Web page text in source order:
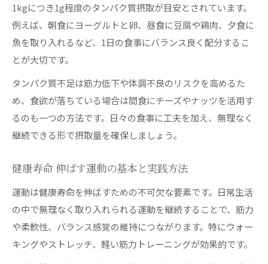
1kgにつき1g程度のタンパク質摂取が目安とされています。
例えば、朝食にヨーグルトと卵、昼食に豆腐や鶏肉、夕食に
魚を取り入れるなど、1日の食事にバランス良く配分するこ
とが大切です。
タンパク質不足は筋力低下や体調不良のリスクを高めるた
め、食欲が落ちている場合は間食にチーズやナッツを活用す
るのも一つの方法です。日々の食事に工夫を加え、無理なく
継続できる形で摂取量を確保しましょう。
健康寿命 伸ばす運動の基本と実践方法
運動は健康寿命を伸ばすための不可欠な要素です。日常生活
の中で無理なく取り入れられる運動を継続することで、筋力
や柔軟性、バランス感覚の維持につながります。特にウォー
キングやストレッチ、軽い筋力トレーニングが効果的です。